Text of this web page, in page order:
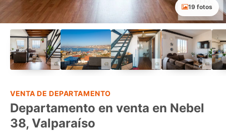
19 fotos
VENTA DE DEPARTAMENTO
Departamento en venta en Nebel
38, Valparaíso